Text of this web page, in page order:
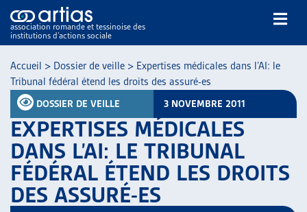
association romande et tessinoise des
institutions d’actions sociale
NOS PUBLICATIONS
ARTICLES
DOSSIERS DU MOIS
Accueil > Dossier de veille > Expertises médicales dans l’AI: le
Tribunal fédéral étend les droits des assuré-es
DOSSIER DE VEILLE 3 NOVEMBRE 2011
EXPERTISES MÉDICALES
DANS L’AI: LE TRIBUNAL
FÉDÉRAL ÉTEND LES DROITS
DES ASSURÉ-ES